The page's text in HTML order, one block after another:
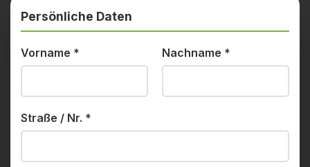
Persönliche Daten
Vorname * Nachname *
Straße / Nr. *